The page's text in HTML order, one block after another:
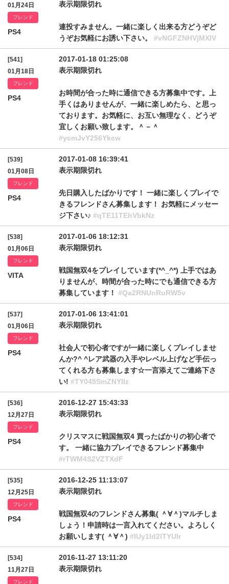
01月24日
フレンド
PS4
表示期限切れ
連投すみません。一緒に楽しく出来る方どうぞど
うぞお気軽にお誘い下さい。 #vNGFZNHVjMXlV
[541]
01月18日
フレンド
PS4
2017-01-18 01:25:08
表示期限切れ
お時間が合った時に通信できる方募集中です。上
手くはありませんが、一緒に楽しめたら、と思っ
ております。お気軽に、お互い無理なく、どうぞ
宜しくお願い致します。＾－＾
#ycmJvY256Ykcw
[539]
01月08日
フレンド
PS4
2017-01-08 16:39:41
表示期限切れ
先日購入したばかりです！ 一緒に楽しくプレイで
きるフレンドさん募集します！ お気軽にメッセー
ジ下さい♪ #qTE11TEhVbkNz
[538]
01月06日
フレンド
VITA
2017-01-06 18:12:31
表示期限切れ
戦国無双4をプレイしています(*^_^*) 上手ではあ
りませんが、時間が合った時にでも通信できる方
募集しています！ #Qa2RNUnRuRW5v
[537]
01月06日
フレンド
PS4
2017-01-06 13:41:01
表示期限切れ
社会人で初心者ですが一緒に楽しくプレイしませ
んか?^ ^レア武器の入手やレベル上げなど手伝っ
てくれる方も募集します☆一言添えてご連絡下さ
い! #TY045SmZNYllz
[536]
12月27日
フレンド
PS4
2016-12-27 15:43:33
表示期限切れ
クリスマスに戦国無双4 買ったばかりの初心者で
す。 一緒に協力プレイできるフレンド募集中
#rTWM4S2VZTXdF
[535]
12月25日
フレンド
PS4
2016-12-25 11:13:07
表示期限切れ
戦国無双4のフレンドさん募集( ＾∀＾)マルチしま
しょう！申請時は一言入れてください。よろしく
お願いします( ＾∀＾) #IUy1ld2lTYUlr
[534]
11月27日
フレンド
2016-11-27 13:11:20
表示期限切れ